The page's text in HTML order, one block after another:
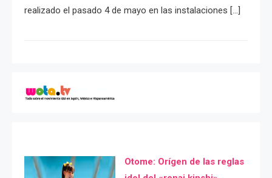
realizado el pasado 4 de mayo en las instalaciones […]
Otome: Orígen de las reglas